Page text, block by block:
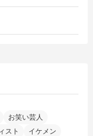
お笑い芸人
スト
イケメン